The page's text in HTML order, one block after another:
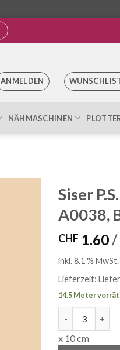
ANMELDEN
NÄHMASCHINEN
Siser
A0038,
CHF 1.60 /
inkl. 8.1 % MwSt.
Lieferzeit:
14.5 Meter
x 10 cm